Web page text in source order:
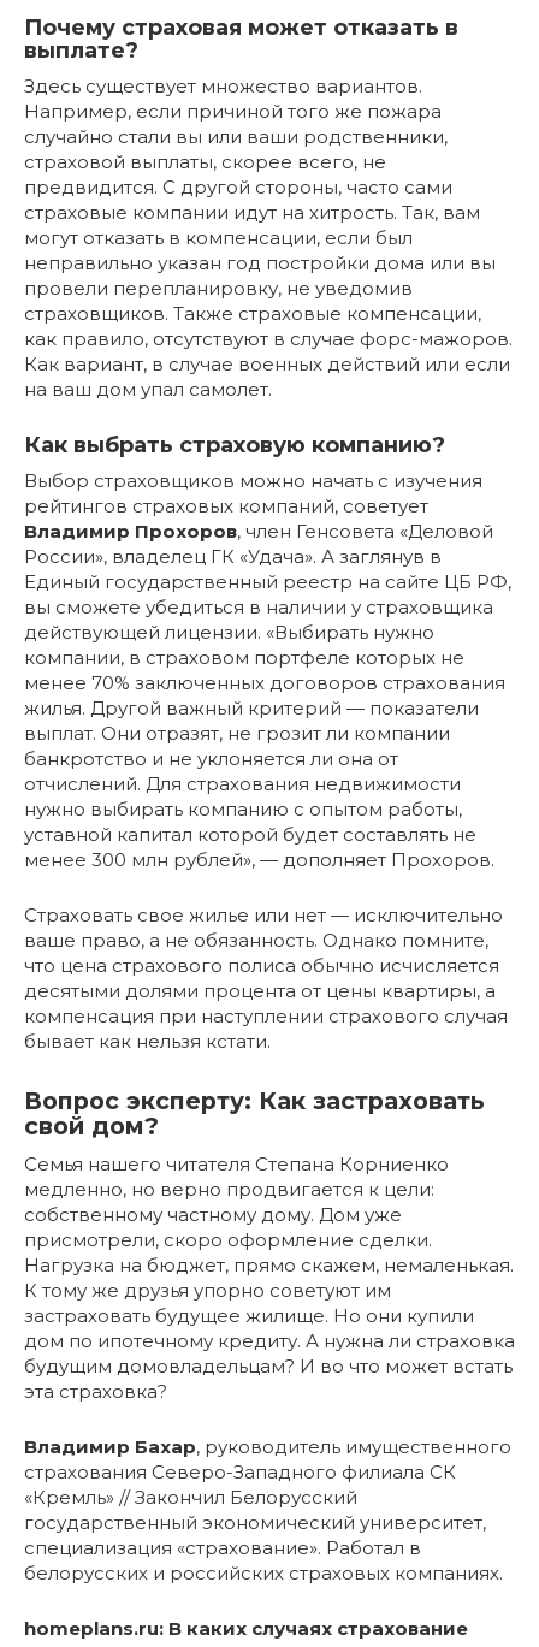
Почему страховая может отказать в
выплате?
Здесь существует множество вариантов.
Например, если причиной того же пожара
случайно стали вы или ваши родственники,
страховой выплаты, скорее всего, не
предвидится. С другой стороны, часто сами
страховые компании идут на хитрость. Так, вам
могут отказать в компенсации, если был
неправильно указан год постройки дома или вы
провели перепланировку, не уведомив
страховщиков. Также страховые компенсации,
как правило, отсутствуют в случае форс-мажоров.
Как вариант, в случае военных действий или если
на ваш дом упал самолет.
Как выбрать страховую компанию?
Выбор страховщиков можно начать с изучения
рейтингов страховых компаний, советует
Владимир Прохоров, член Генсовета «Деловой
России», владелец ГК «Удача». А заглянув в
Единый государственный реестр на сайте ЦБ РФ,
вы сможете убедиться в наличии у страховщика
действующей лицензии. «Выбирать нужно
компании, в страховом портфеле которых не
менее 70% заключенных договоров страхования
жилья. Другой важный критерий — показатели
выплат. Они отразят, не грозит ли компании
банкротство и не уклоняется ли она от
отчислений. Для страхования недвижимости
нужно выбирать компанию с опытом работы,
уставной капитал которой будет составлять не
менее 300 млн рублей», — дополняет Прохоров.
Страховать свое жилье или нет — исключительно
ваше право, а не обязанность. Однако помните,
что цена страхового полиса обычно исчисляется
десятыми долями процента от цены квартиры, а
компенсация при наступлении страхового случая
бывает как нельзя кстати.
Вопрос эксперту: Как застраховать
свой дом?
Семья нашего читателя Степана Корниенко
медленно, но верно продвигается к цели:
собственному частному дому. Дом уже
присмотрели, скоро оформление сделки.
Нагрузка на бюджет, прямо скажем, немаленькая.
К тому же друзья упорно советуют им
застраховать будущее жилище. Но они купили
дом по ипотечному кредиту. А нужна ли страховка
будущим домовладельцам? И во что может встать
эта страховка?
Владимир Бахар, руководитель имущественного
страхования Северо-Западного филиала СК
«Кремль» // Закончил Белорусский
государственный экономический университет,
специализация «страхование». Работал в
белорусских и российских страховых компаниях.
homeplans.ru: В каких случаях страхование